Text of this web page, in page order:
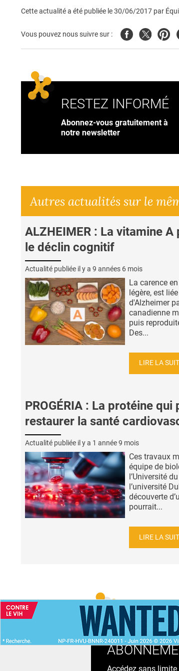
Cette actualité a été publiée le30/06/2017 par
Vous pouvez nous suivre sur : FacebookTwitter
RESTEZ INFORMÉ
Abonnez-vous gratuitement à
notre newsletter
Autres actualités sur le
ALZHEIMER : La vitamine
le déclin cognitif
Actualité publiée il y a 9 années 6 mois
La carence
légère, est
d'Alzheimer
canadienne
puis
Des...
LIRE LA
PROGÉRIA : La protéine qui
restaurer la santé
Actualité publiée il y a 1 année 9 mois
Ces travaux
équipe de
l’Université
l’université
découverte
pourrait...
LIRE LA
Accédez sans